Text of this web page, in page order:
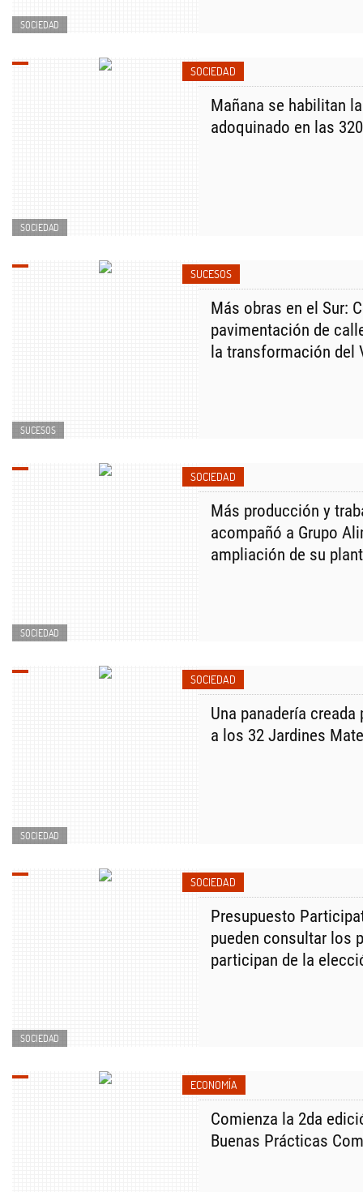
SOCIEDAD
SOCIEDAD
SOCIEDAD
Mañana se habilitan
adoquinado en las
SUCESOS
SUCESOS
Más obras en el Sur:
pavimentación de
la transformación del
SOCIEDAD
SOCIEDAD
Más producción y
acompañó a Grupo
ampliación de su
SOCIEDAD
SOCIEDAD
Una panadería
a los 32 Jardines
SOCIEDAD
SOCIEDAD
Presupuesto
pueden consultar los
participan de la
ECONOMÍA
Comienza la 2da
Buenas Prácticas